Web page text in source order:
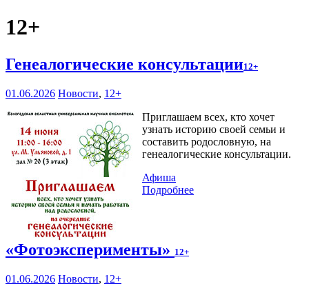
12+
Генеалогические консультации12+
01.06.2026 Новости, 12+
Приглашаем всех, кто хочет
узнать историю своей семьи и
составить родословную, на
генеалогические консультации.
Афиша
Подробнее
«Фотоэксперименты» 12+
01.06.2026 Новости, 12+